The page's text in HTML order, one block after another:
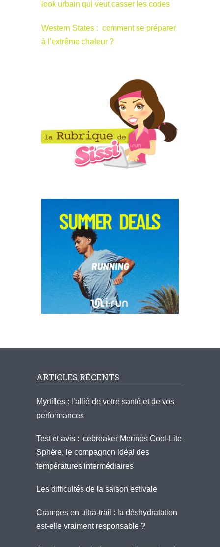
look urbain qui veut casser les codes
Western States : comment se préparer
à l’extrême chaleur ?
ARTICLES RÉCENTS
Myrtilles : l’allié de votre santé et de vos
performances
Test et avis : Icebreaker Merinos Cool-Lite
Sphère, le compagnon idéal des
températures intermédiaires
Les difficultés de la saison estivale
Crampes en ultra-trail : la déshydratation
est-elle vraiment responsable ?